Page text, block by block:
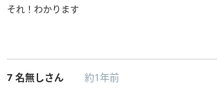
それ！わかります
7 名無しさん 約1年前